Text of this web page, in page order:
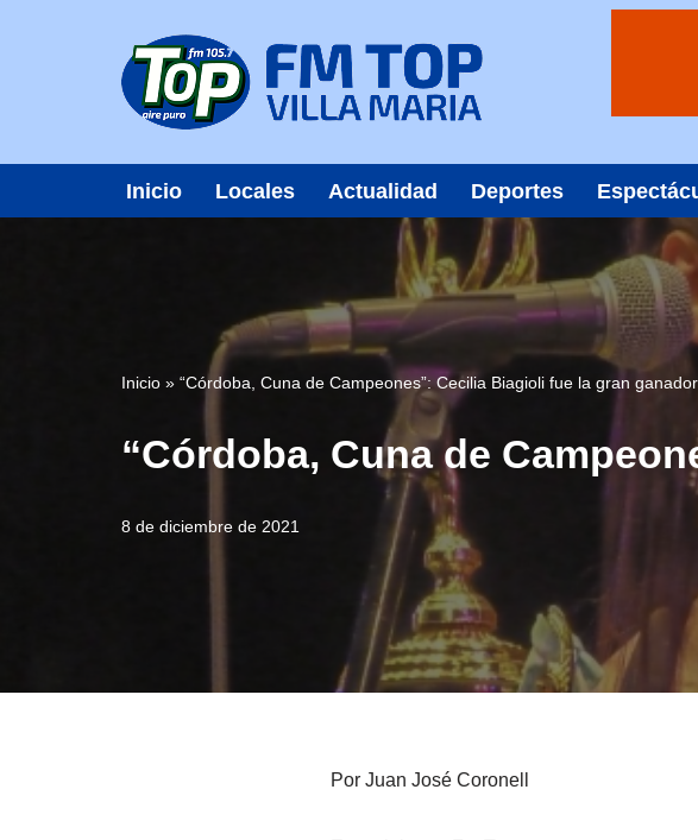
Inicio Locales Actualidad Deportes
Inicio » “Córdoba, Cuna de Campeones”: Cecilia Biagioli fue la gran
“Córdoba, Cuna de
8 de diciembre de 2021
Por Juan José Coronell